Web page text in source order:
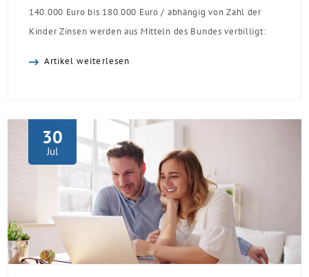
140.000 Euro bis 180.000 Euro / abhängig von Zahl der
Kinder Zinsen werden aus Mitteln des Bundes verbilligt:
Einzelmaßnahmen […]
Artikel weiterlesen
30
Jul